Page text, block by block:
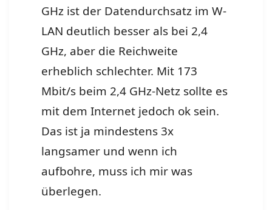
GHz ist der Datendurchsatz im W-
LAN deutlich besser als bei 2,4
GHz, aber die Reichweite
erheblich schlechter. Mit 173
Mbit/s beim 2,4 GHz-Netz sollte es
mit dem Internet jedoch ok sein.
Das ist ja mindestens 3x
langsamer und wenn ich
aufbohre, muss ich mir was
überlegen.